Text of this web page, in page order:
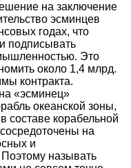
на заключение
эсминцев
годах, что
подписывать
Это
около 1,4 млрд.
контракта.
«эсминец»
океанской зоны,
составе корабельной
на
и
называть